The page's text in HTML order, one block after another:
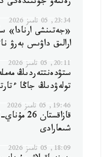
23:34, 05 تامىز 2026
«جەتىنشى ارنادا»
ارالىق داۋىس بەرۋ
20:11, 05 تامىز 2026
ستۋدەنتتەردىڭ
تولەۋدىڭ جاڭا
19:46, 05 تامىز 2026
شىعارادى
18:09, 05 تامىز 2026